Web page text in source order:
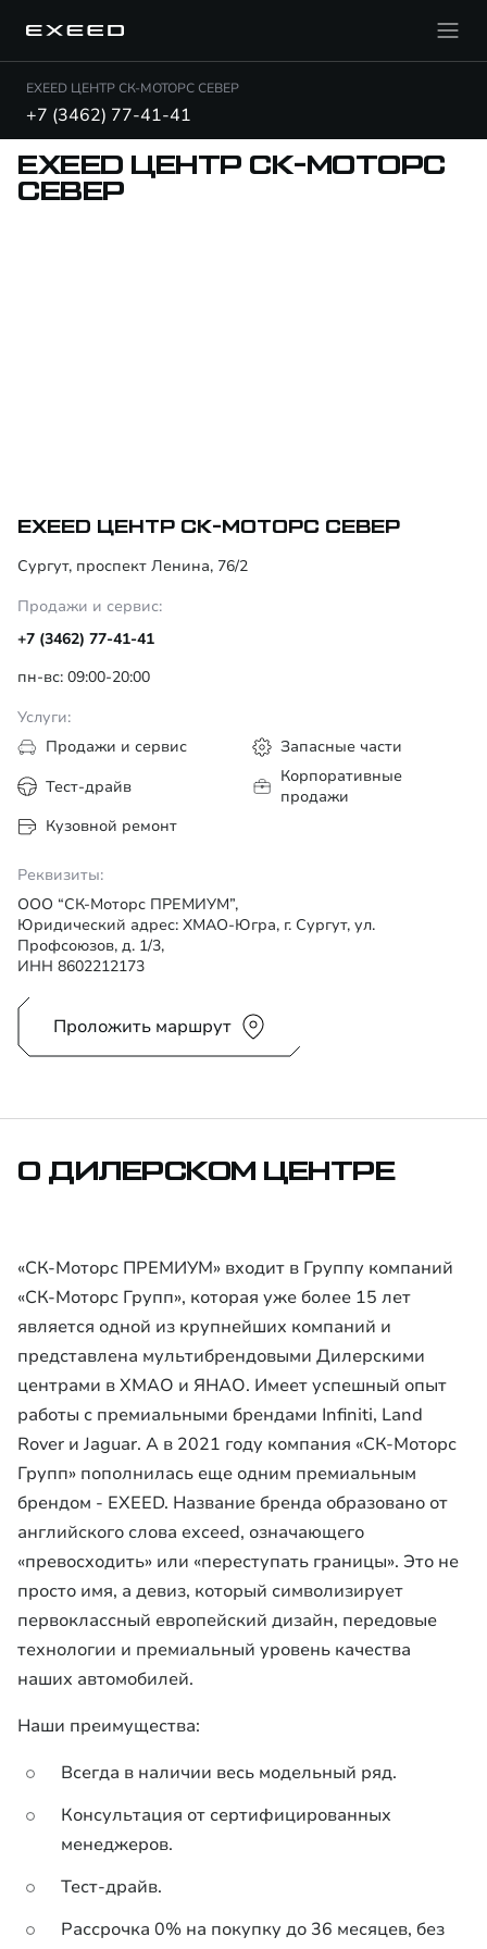
EXEED ЦЕНТР СК-МОТОРС СЕВЕР
+7 (3462) 77-41-41
EXEED ЦЕНТР СК-МОТОРС
СЕВЕР
EXEED ЦЕНТР СК-МОТОРС СЕВЕР
Сургут, проспект Ленина, 76/2
Продажи и сервис:
+7 (3462) 77-41-41
пн-вс: 09:00-20:00
Услуги:
Продажи и сервис
Запасные части
Тест-драйв
Корпоративные
продажи
Кузовной ремонт
Реквизиты:
ООО “СК-Моторс ПРЕМИУМ”,
Юридический адрес: ХМАО-Югра, г. Сургут, ул.
Профсоюзов, д. 1/3,
ИНН 8602212173
Проложить маршрут
О ДИЛЕРСКОМ ЦЕНТРЕ
«СК-Моторс ПРЕМИУМ» входит в Группу компаний
«СК-Моторс Групп», которая уже более 15 лет
является одной из крупнейших компаний и
представлена мультибрендовыми Дилерскими
центрами в ХМАО и ЯНАО. Имеет успешный опыт
работы с премиальными брендами Infiniti, Land
Rover и Jaguar. А в 2021 году компания «СК-Моторс
Групп» пополнилась еще одним премиальным
брендом - EXEED. Название бренда образовано от
английского слова exceed, означающего
«превосходить» или «переступать границы». Это не
просто имя, а девиз, который символизирует
первоклассный европейский дизайн, передовые
технологии и премиальный уровень качества
наших автомобилей.
Наши преимущества:
Всегда в наличии весь модельный ряд.
Консультация от сертифицированных
менеджеров.
Тест-драйв.
Рассрочка 0% на покупку до 36 месяцев, без